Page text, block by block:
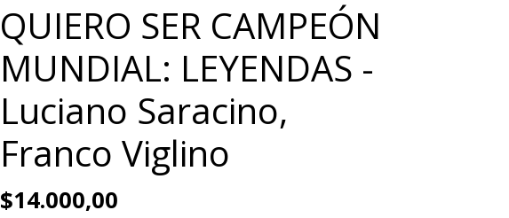
QUIERO SER CAMPEÓN
MUNDIAL: LEYENDAS -
Luciano Saracino,
Franco Viglino
$14.000,00